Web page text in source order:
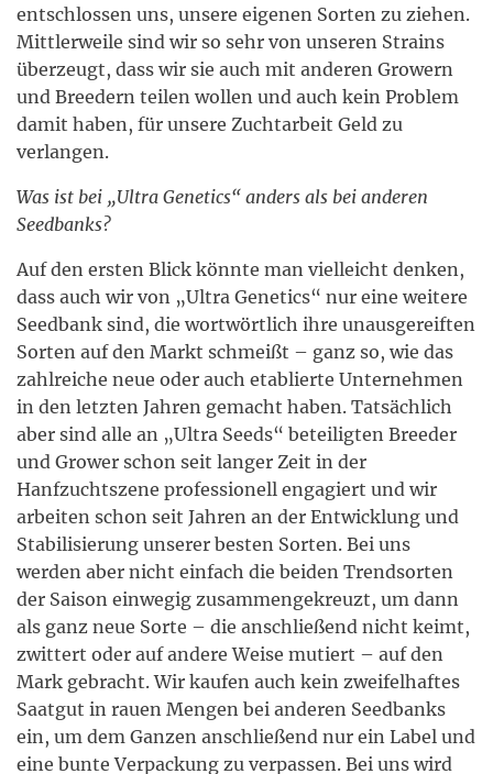
entschlossen uns, unsere eigenen Sorten zu ziehen.
Mittlerweile sind wir so sehr von unseren Strains
überzeugt, dass wir sie auch mit anderen Growern
und Breedern teilen wollen und auch kein Problem
damit haben, für unsere Zuchtarbeit Geld zu
verlangen.
Was ist bei „Ultra Genetics“ anders als bei anderen
Seedbanks?
Auf den ersten Blick könnte man vielleicht denken,
dass auch wir von „Ultra Genetics“ nur eine weitere
Seedbank sind, die wortwörtlich ihre unausgereiften
Sorten auf den Markt schmeißt – ganz so, wie das
zahlreiche neue oder auch etablierte Unternehmen
in den letzten Jahren gemacht haben. Tatsächlich
aber sind alle an „Ultra Seeds“ beteiligten Breeder
und Grower schon seit langer Zeit in der
Hanfzuchtszene professionell engagiert und wir
arbeiten schon seit Jahren an der Entwicklung und
Stabilisierung unserer besten Sorten. Bei uns
werden aber nicht einfach die beiden Trendsorten
der Saison einwegig zusammengekreuzt, um dann
als ganz neue Sorte – die anschließend nicht keimt,
zwittert oder auf andere Weise mutiert – auf den
Mark gebracht. Wir kaufen auch kein zweifelhaftes
Saatgut in rauen Mengen bei anderen Seedbanks
ein, um dem Ganzen anschließend nur ein Label und
eine bunte Verpackung zu verpassen. Bei uns wird